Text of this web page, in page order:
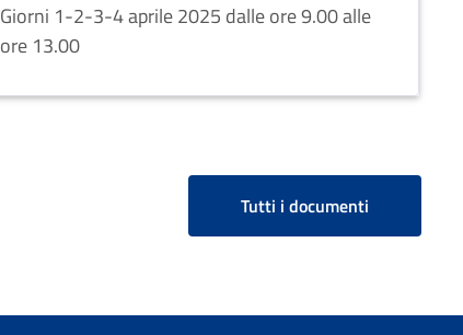
Giorni 1-2-3-4 aprile 2025 dalle ore 9.00 alle
ore 13.00
Tutti i documenti